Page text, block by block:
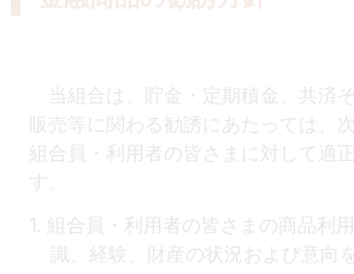
当組合は、貯金・定期積金、共済
販売等に関わる勧誘にあたっては、
組合員・利用者の皆さまに対して適
す。
組合員・利用者の皆さまの商品利
識、経験、財産の状況および意向